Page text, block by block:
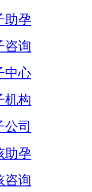
助孕
咨询
中心
机构
公司
助孕
咨询